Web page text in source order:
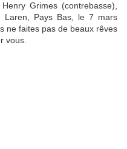
Grimes (contrebasse),
Laren, Pays Bas, le 7 mars
ne faites pas de beaux rêves
vous.